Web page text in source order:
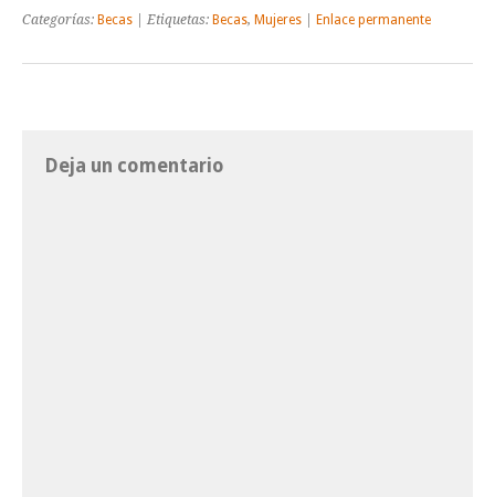
Categorías: Becas | Etiquetas: Becas, Mujeres Enlace permanente
Deja un comentario